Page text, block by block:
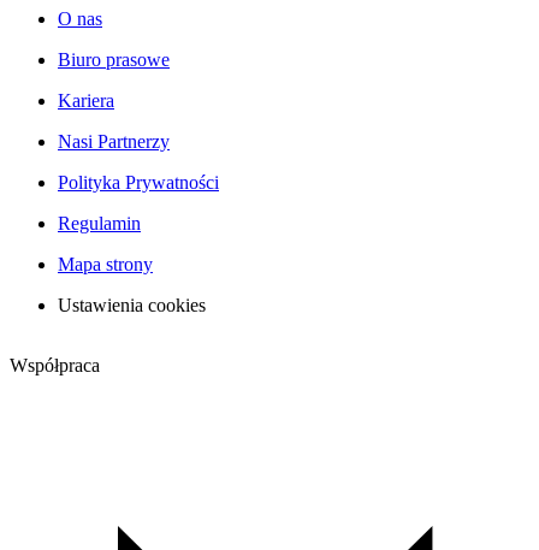
O nas
Biuro prasowe
Kariera
Nasi Partnerzy
Polityka Prywatności
Regulamin
Mapa strony
Ustawienia cookies
Współpraca